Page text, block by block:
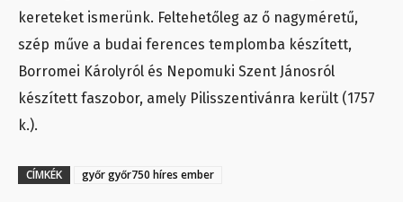
kereteket ismerünk. Feltehetőleg az ő nagyméretű,
szép műve a budai ferences templomba készített,
Borromei Károlyról és Nepomuki Szent Jánosról
készített faszobor, amely Pilisszentivánra került (1757
k.).
CÍMKÉK győr győr750 híres ember